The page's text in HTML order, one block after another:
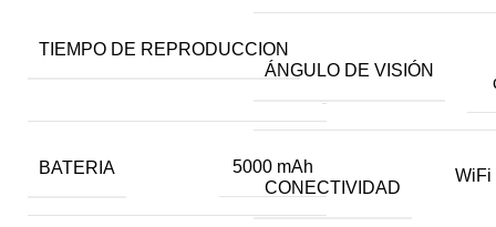
TIEMPO DE REPRODUCCION
horas
BATERIA 5000 mAh
ÁNGULO DE VISIÓN
CONECTIVIDAD
WiFi